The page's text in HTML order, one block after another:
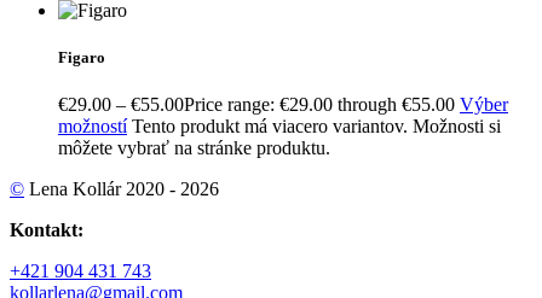
Figaro
€29.00 – €55.00Price range: €29.00 through €55.00 Výber
možností Tento produkt má viacero variantov. Možnosti si
môžete vybrať na stránke produktu.
© Lena Kollár 2020 - 2026
Kontakt:
+421 904 431 743
kollarlena@gmail.com